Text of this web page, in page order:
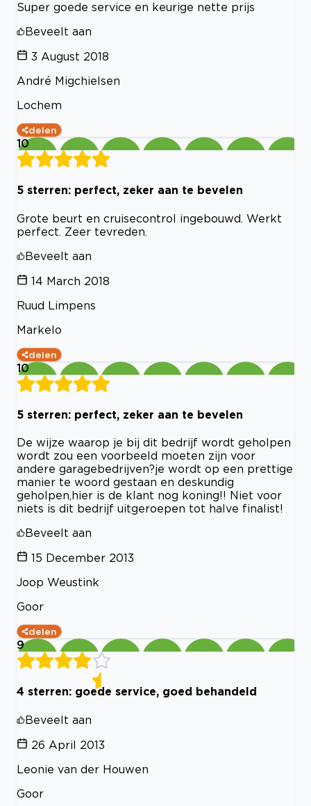
Super goede service en keurige nette prijs
Beveelt aan
3 August 2018
André Migchielsen
Lochem
delen
10
5 sterren: perfect, zeker aan te bevelen
Grote beurt en cruisecontrol ingebouwd. Werkt
perfect. Zeer tevreden.
Beveelt aan
14 March 2018
Ruud Limpens
Markelo
delen
10
5 sterren: perfect, zeker aan te bevelen
De wijze waarop je bij dit bedrijf wordt geholpen
wordt zou een voorbeeld moeten zijn voor
andere garagebedrijven?je wordt op een prettige
manier te woord gestaan en deskundig
geholpen,hier is de klant nog koning!! Niet voor
niets is dit bedrijf uitgeroepen tot halve finalist!
Beveelt aan
15 December 2013
Joop Weustink
Goor
delen
9
4 sterren: goede service, goed behandeld
Beveelt aan
26 April 2013
Leonie van der Houwen
Goor